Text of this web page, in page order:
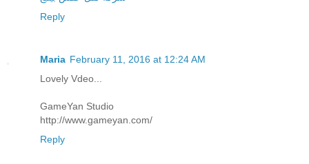
Reply
Maria February 11, 2016 at 12:24 AM
Lovely Vdeo...
GameYan Studio
http://www.gameyan.com/
Reply